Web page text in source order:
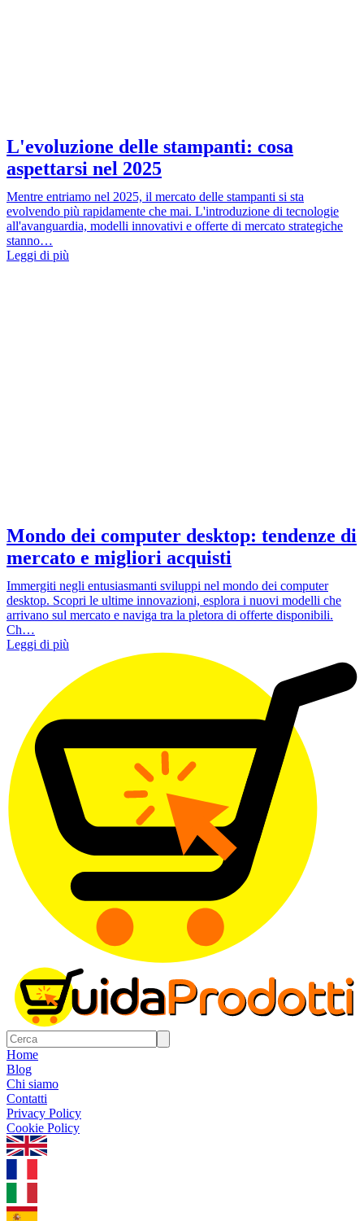
L'evoluzione delle stampanti: cosa
aspettarsi nel 2025
Mentre entriamo nel 2025, il mercato delle stampanti si sta
evolvendo più rapidamente che mai. L'introduzione di tecnologie
all'avanguardia, modelli innovativi e offerte di mercato strategiche
stanno…
Leggi di più
Mondo dei computer desktop: tendenze di
mercato e migliori acquisti
Immergiti negli entusiasmanti sviluppi nel mondo dei computer
desktop. Scopri le ultime innovazioni, esplora i nuovi modelli che
arrivano sul mercato e naviga tra la pletora di offerte disponibili.
Ch…
Leggi di più
Home
Blog
Chi siamo
Contatti
Privacy Policy
Cookie Policy